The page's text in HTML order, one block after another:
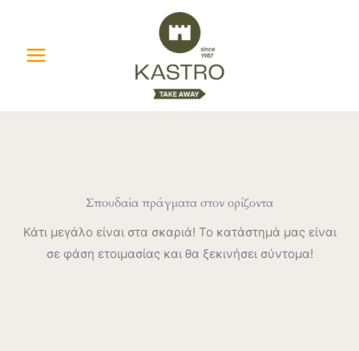
περιεχόμενο
Σπουδαία πράγματα στον ορίζοντα
Κάτι μεγάλο είναι στα σκαριά! Το κατάστημά μας είναι
σε φάση ετοιμασίας και θα ξεκινήσει σύντομα!